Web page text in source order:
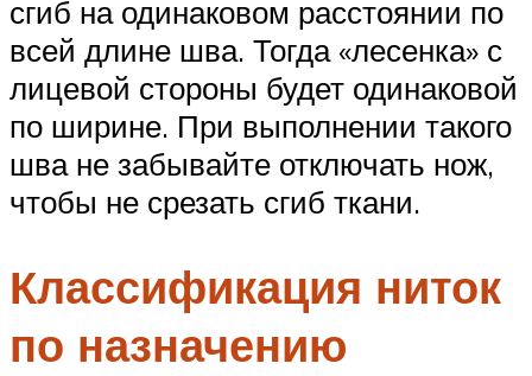
сгиб на одинаковом расстоянии по
всей длине шва. Тогда «лесенка» с
лицевой стороны будет одинаковой
по ширине. При выполнении такого
шва не забывайте отключать нож,
чтобы не срезать сгиб ткани.
Классификация ниток
по назначению